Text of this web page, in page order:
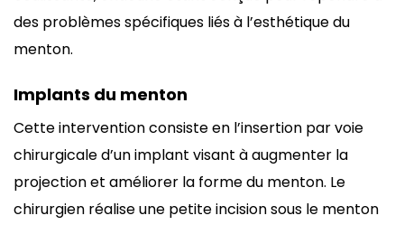
des problèmes spécifiques liés à l’esthétique du
menton.
Implants du menton
Cette intervention consiste en l’insertion par voie
chirurgicale d’un implant visant à augmenter la
projection et améliorer la forme du menton. Le
chirurgien réalise une petite incision sous le menton